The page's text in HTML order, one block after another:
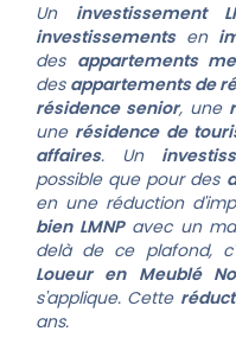
Un investissement
investissementsen
des appartements
des appartements de
résidence senior, une
une résidence de
affaires. Un
possible que pour des
en une réduction
bien LMNPavec un
delà de ce plafond,
Loueur en Meublé
s'applique. Cette
ans.